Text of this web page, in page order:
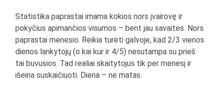
Statistika paprastai imama kokios nors įvairovę ir
pokyčius apimančios visumos – bent jau savaitės. Nors
paprastai mėnesio. Reikia turėti galvoje, kad 2/3 vienos
dienos lankytojų (o kai kur ir 4/5) nesutampa su prieš
tai buvusios. Tad realiai skaitytojus tik per mėnesį ir
išeina suskaičiuoti. Diena – ne matas.